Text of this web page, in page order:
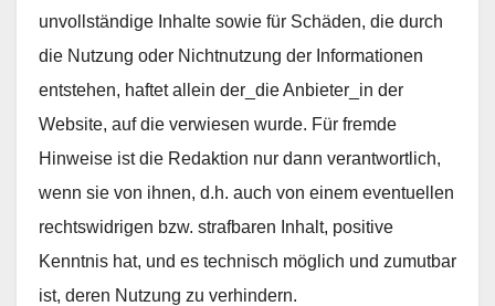
unvollständige Inhalte sowie für Schäden, die durch
die Nutzung oder Nichtnutzung der Informationen
entstehen, haftet allein der_die Anbieter_in der
Website, auf die verwiesen wurde. Für fremde
Hinweise ist die Redaktion nur dann verantwortlich,
wenn sie von ihnen, d.h. auch von einem eventuellen
rechtswidrigen bzw. strafbaren Inhalt, positive
Kenntnis hat, und es technisch möglich und zumutbar
ist, deren Nutzung zu verhindern.